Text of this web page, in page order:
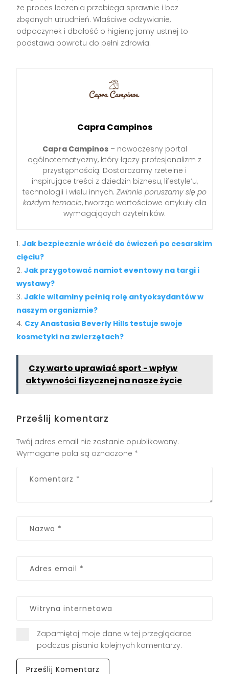
że proces leczenia przebiega sprawnie i bez
zbędnych utrudnień. Właściwe odżywianie,
odpoczynek i dbałość o higienę jamy ustnej to
podstawa powrotu do pełni zdrowia.
Capra Campinos
Capra Campinos– nowoczesny portal
ogólnotematyczny, który łączy profesjonalizm z
przystępnością. Dostarczamy rzetelne i
inspirujące treści z dziedzin biznesu, lifestyle’u,
technologii i wielu innych. Zwinnie poruszamy się po
każdym temacie, tworząc wartościowe artykuły dla
wymagających czytelników.
Jak bezpiecznie wrócić do ćwiczeń po cesarskim
cięciu?
Jak przygotować namiot eventowy na targi i
wystawy?
Jakie witaminy pełnią rolę antyoksydantów w
naszym organizmie?
Czy Anastasia Beverly Hills testuje swoje
kosmetyki na zwierzętach?
Czy warto uprawiać sport - wpływ
aktywności fizycznej na nasze życie
Prześlij komentarz
Twój adres email nie zostanie opublikowany.
Wymagane pola są oznaczone *
Zapamiętaj moje dane w tej przeglądarce
podczas pisania kolejnych komentarzy.